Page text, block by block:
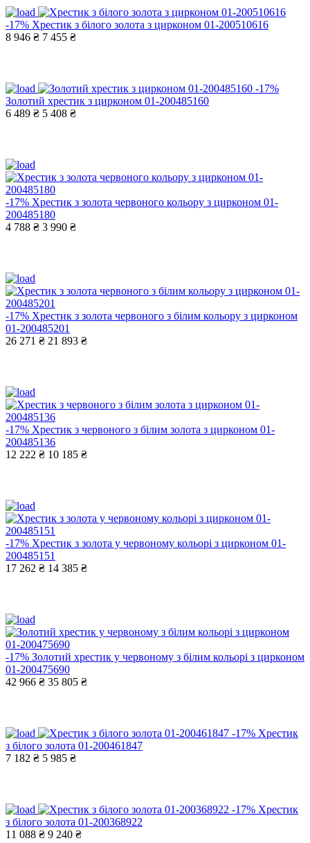
-17% Хрестик з білого золота з цирконом 01-200510616
8 946 ₴ 7 455 ₴
-17%
Золотий хрестик з цирконом 01-200485160
6 489 ₴ 5 408 ₴
-17% Хрестик з золота червоного кольору з цирконом 01-
200485180
4 788 ₴ 3 990 ₴
-17% Хрестик з золота червоного з білим кольору з цирконом
01-200485201
26 271 ₴ 21 893 ₴
-17% Хрестик з червоного з білим золота з цирконом 01-
200485136
12 222 ₴ 10 185 ₴
-17% Хрестик з золота у червоному кольорі з цирконом 01-
200485151
17 262 ₴ 14 385 ₴
-17% Золотий хрестик у червоному з білим кольорі з цирконом
01-200475690
42 966 ₴ 35 805 ₴
-17% Хрестик
з білого золота 01-200461847
7 182 ₴ 5 985 ₴
-17% Хрестик
з білого золота 01-200368922
11 088 ₴ 9 240 ₴